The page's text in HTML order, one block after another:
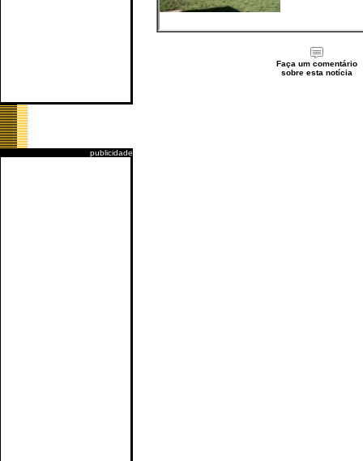
publicidade
Faça um comentário
sobre esta notícia